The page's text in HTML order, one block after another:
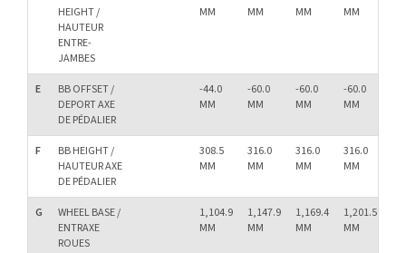
HEIGHT /
HAUTEUR
ENTRE-
JAMBES
MM
MM
MM
MM
E
BB OFFSET /
DEPORT AXE
DE PÉDALIER
-44.0
MM
-60.0
MM
-60.0
MM
-60.0
MM
F
BB HEIGHT /
HAUTEUR AXE
DE PÉDALIER
308.5
MM
316.0
MM
316.0
MM
316.0
MM
G
WHEEL BASE /
ENTRAXE
ROUES
1,104.9
MM
1,147.9
MM
1,169.4
MM
1,201.5
MM